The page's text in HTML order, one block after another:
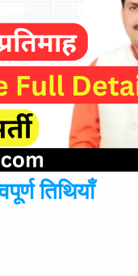
तिथियाँ